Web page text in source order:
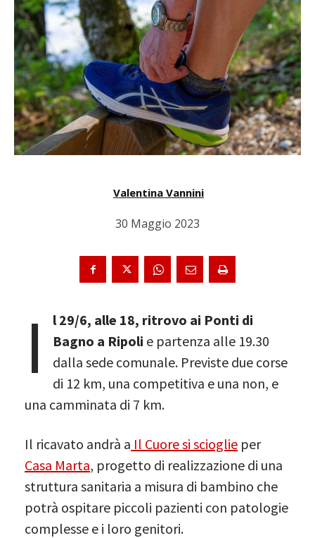
Valentina Vannini
30 Maggio 2023
I
l 29/6, alle 18, ritrovo ai Ponti di
Bagno a Ripoli e partenza alle 19.30
dalla sede comunale. Previste due corse
di 12 km, una competitiva e una non, e
una camminata di 7 km.
Il ricavato andrà a Il Cuore si scioglie per
Casa Marta, progetto di realizzazione di una
struttura sanitaria a misura di bambino che
potrà ospitare piccoli pazienti con patologie
complesse e i loro genitori.